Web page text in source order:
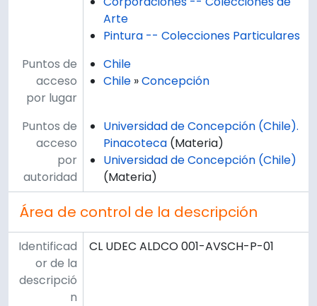
Arte
Pintura -- Colecciones Particulares
Puntos de
acceso
por lugar
Chile
Chile »Concepción
Puntos de
acceso
por
autoridad
Universidad de Concepción (Chile).
Pinacoteca (Materia)
Universidad de Concepción (Chile)
(Materia)
Área de control de la descripción
Identificad
or de la
descripció
n
CL UDEC ALDCO 001-AVSCH-P-01